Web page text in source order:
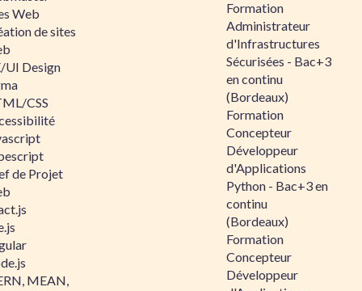
Web
de sites
UI Design
CSS
de Projet
MEAN,
Formation
Administrateur
d'Infrastructures
Sécurisées - Bac+3
en continu
(Bordeaux)
Formation
Concepteur
Développeur
d'Applications
Python - Bac+3 en
continu
(Bordeaux)
Formation
Concepteur
Développeur